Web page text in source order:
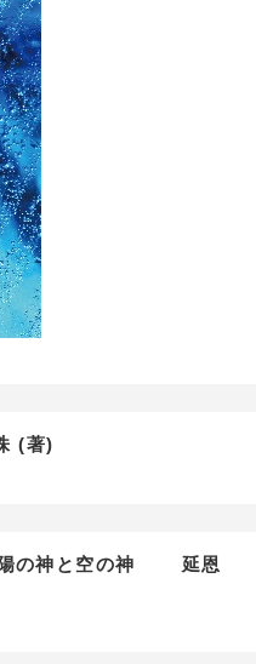
(著)
陽の神と空の神 延恩